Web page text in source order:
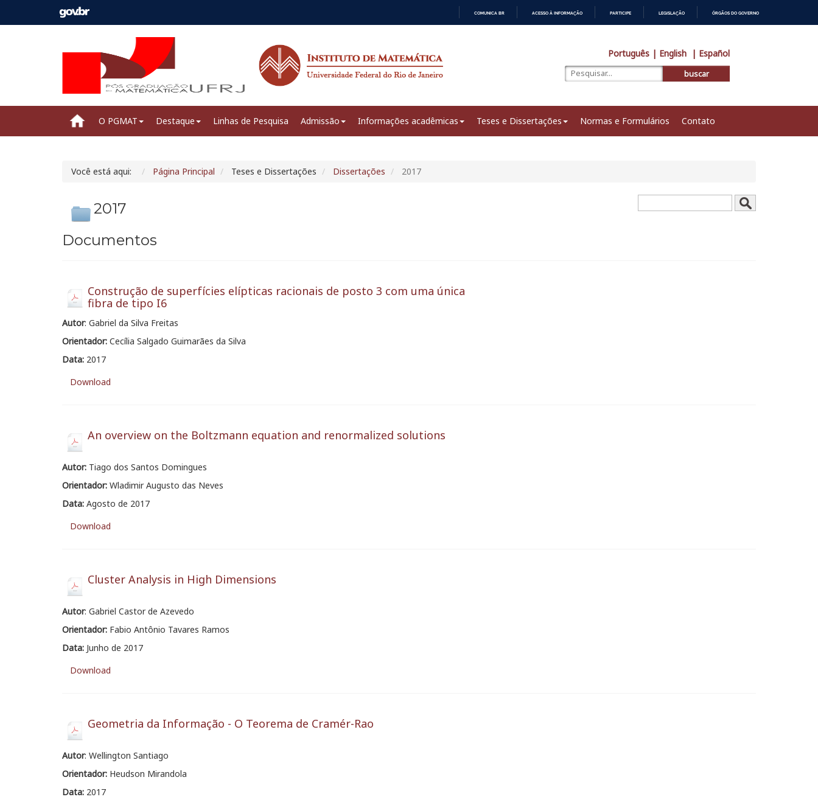
CONTEÚDO
COMUNICA BR ACESSO À INFORMAÇÃO PARTICIPE LEGISLAÇÃO ÓRGÃOS DO GOVERNO
Português | English | Español
buscar
O PGMAT Destaque Linhas de Pesquisa Admissão Informações acadêmicas Teses e Dissertações Normas e Formulários Contato
Você está aqui: Página Principal Teses e Dissertações Dissertações 2017
2017
Documentos
Construção de superfícies elípticas racionais de posto 3 com uma única
fibra de tipo I6
Autor: Gabriel da Silva Freitas
Orientador: Cecília Salgado Guimarães da Silva
Data: 2017
Download
An overview on the Boltzmann equation and renormalized solutions
Autor: Tiago dos Santos Domingues
Orientador: Wladimir Augusto das Neves
Data: Agosto de 2017
Download
Cluster Analysis in High Dimensions
Autor: Gabriel Castor de Azevedo
Orientador: Fabio Antônio Tavares Ramos
Data: Junho de 2017
Download
Geometria da Informação - O Teorema de Cramér-Rao
Autor: Wellington Santiago
Orientador: Heudson Mirandola
Data: 2017